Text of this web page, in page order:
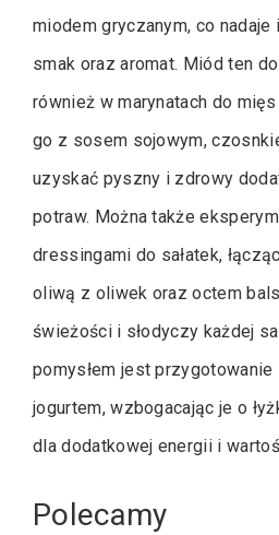
miodem gryczanym, co
smak oraz aromat. Miód ten
również w marynatach do
go z sosem sojowym,
uzyskać pyszny i zdrowy
potraw. Można także
dressingami do sałatek,
oliwą z oliwek oraz octem
świeżości i słodyczy każdej
pomysłem jest
jogurtem, wzbogacając je o
dla dodatkowej energii i
Polecamy